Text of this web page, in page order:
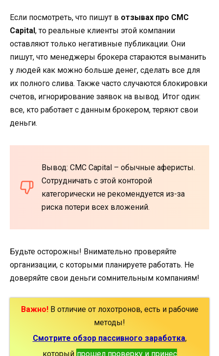
Если посмотреть, что пишут в отзывах про CMC
Capital, то реальные клиенты этой компании
оставляют только негативные публикации. Они
пишут, что менеджеры брокера стараются выманить
у людей как можно больше денег, сделать все для
их полного слива. Также часто случаются блокировки
счетов, игнорирование заявок на вывод. Итог один:
все, кто работает с данным брокером, теряют свои
деньги.
Вывод: CMC Capital – обычные аферисты.
Сотрудничать с этой конторой
категорически не рекомендуется из-за
риска потери всех вложений.
Будьте осторожны! Внимательно проверяйте
организации, с которыми планируете работать. Не
доверяйте свои деньги сомнительным компаниям!
Важно!В отличие от лохотронов, есть и рабочие
методы!
Смотрите обзор пассивного заработка,
который прошел проверку и принес